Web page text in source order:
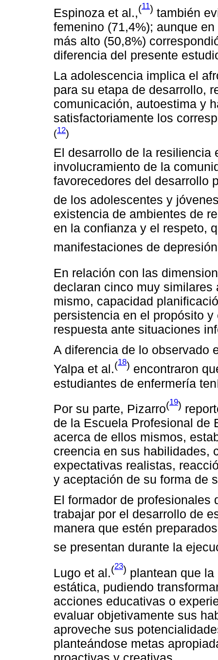
Espinoza et al.,(11) también
femenino (71,4%); aunque
más alto (50,8%)
diferencia del presente
La adolescencia implica el
para su etapa de desarrollo,
comunicación, autoestima y
satisfactoriamente los
(12)
El desarrollo de la resiliencia
involucramiento de la
favorecedores del desarrollo
de los adolescentes y
existencia de ambientes de
en la confianza y el respeto,
manifestaciones de
En relación con las
declaran cinco muy
mismo, capacidad
persistencia en el propósito
respuesta ante situaciones
A diferencia de lo observado
Yalpa et al.(18) encontraron
estudiantes de enfermería
Por su parte, Pizarro(19)
de la Escuela Profesional de
acerca de ellos mismos,
creencia en sus habilidades,
expectativas realistas,
y aceptación de su forma de
El formador de profesionales
trabajar por el desarrollo de
manera que estén
se presentan durante la
Lugo et al.(23) plantean que
estática, pudiendo
acciones educativas o
evaluar objetivamente sus
aproveche sus
planteándose metas